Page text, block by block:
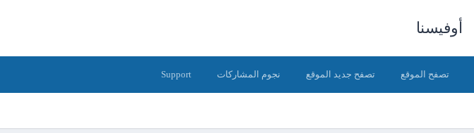
أوفيسنا
تصفح الموقع تصفح جديد الموقع نجوم المشاركات Support